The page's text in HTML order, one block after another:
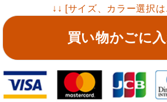
↓↓ [サイズ、カラー選択は
買い物かごに